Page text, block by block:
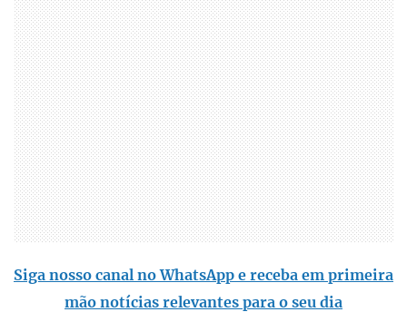
Siga nosso canal no WhatsApp e receba em primeira
mão notícias relevantes para o seu dia